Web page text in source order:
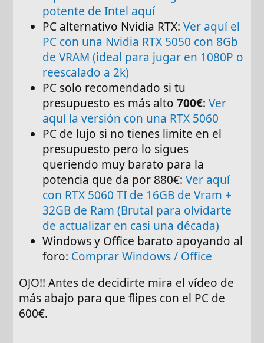
potente de Intel aquí
PC alternativo Nvidia RTX:Ver aquí el
PC con una Nvidia RTX 5050 con 8Gb
de VRAM (ideal para jugar en 1080P o
reescalado a 2k)
PC solo recomendado si tu
presupuesto es más alto700€:Ver
aquí la versión con una RTX 5060
PC de lujo si no tienes limite en el
presupuesto pero lo sigues
queriendo muy barato para la
potencia que da por 880€:Ver aquí
con RTX 5060 TI de 16GB de Vram +
32GB de Ram (Brutal para olvidarte
de actualizar en casi una década)
Windows y Office barato apoyando al
foro: Comprar Windows / Office
OJO!! Antes de decidirte mira el vídeo de
más abajo para que flipes con el PC de
600€.